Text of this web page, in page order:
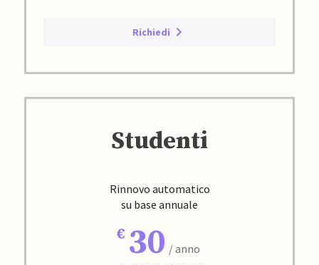
Richiedi
Studenti
Rinnovo automatico
su base annuale
30 / anno